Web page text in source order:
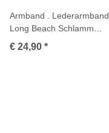
Armband . Lederarmband
Long Beach Schlamm
Rosegold plated poliert .
M01700
€ 24,90 *